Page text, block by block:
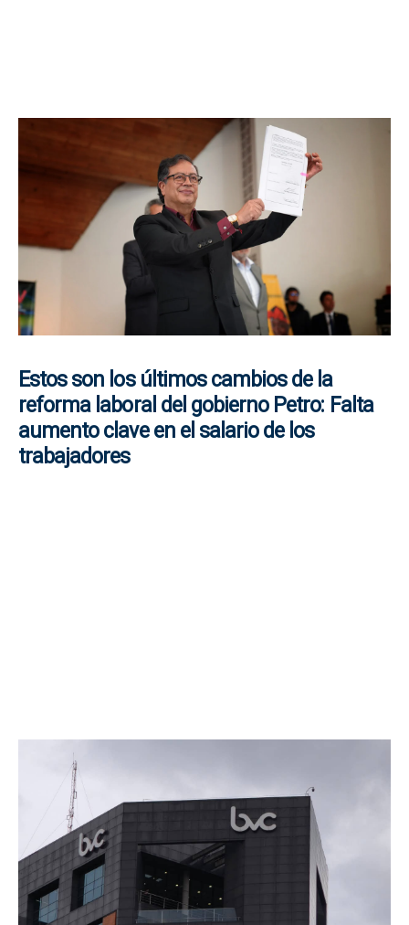
Estos son los últimos cambios de la
reforma laboral del gobierno Petro: Falta
aumento clave en el salario de los
trabajadores